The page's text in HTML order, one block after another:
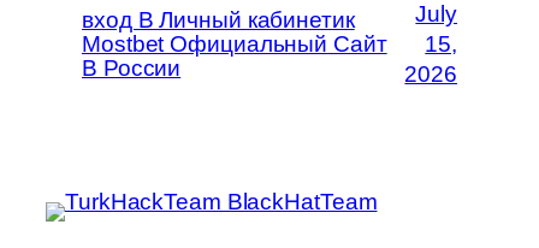
вход В Личный кабинетик
Mostbet Официальный Сайт
В России
July
15,
2026